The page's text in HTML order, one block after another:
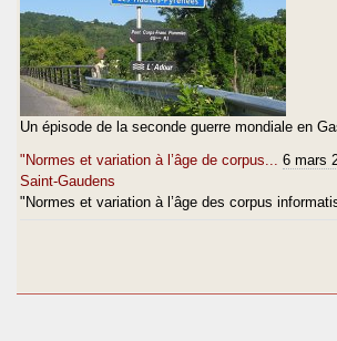
Un épisode de la seconde guerre mondiale en
"Normes et variation à l’âge de corpus...
6 mars
Saint-Gaudens
"Normes et variation à l’âge des corpus